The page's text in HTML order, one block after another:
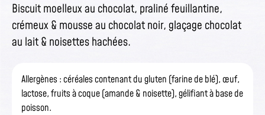
Biscuit moelleux au chocolat, praliné feuillantine,
crémeux & mousse au chocolat noir, glaçage chocolat
au lait & noisettes hachées.
Allergènes : céréales contenant du gluten (farine de blé), œuf,
lactose, fruits à coque (amande & noisette), gélifiant à base de
poisson.